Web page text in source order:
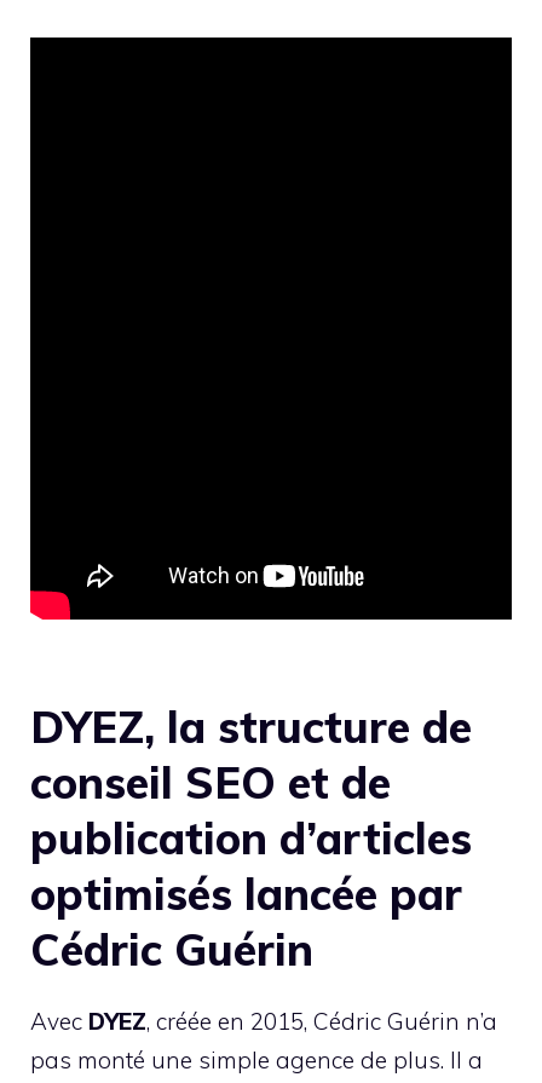
DYEZ, la structure de
conseil SEO et de
publication d’articles
optimisés lancée par
Cédric Guérin
Avec DYEZ, créée en 2015, Cédric Guérin n’a
pas monté une simple agence de plus. Il a